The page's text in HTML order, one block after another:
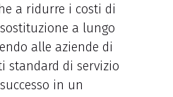
a ridurre i costi di
a lungo
alle aziende di
standard di servizio
in un